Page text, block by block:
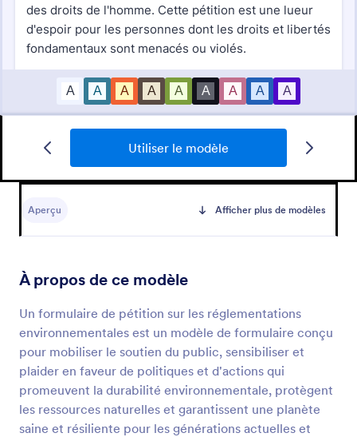
Utiliser le modèle
Aperçu Afficher plus de modèles
À propos de ce modèle
Un formulaire de pétition sur les réglementations
environnementales est un modèle de formulaire conçu
pour mobiliser le soutien du public, sensibiliser et
plaider en faveur de politiques et d'actions qui
promeuvent la durabilité environnementale, protègent
les ressources naturelles et garantissent une planète
saine et résiliente pour les générations actuelles et
Formulaire
Utiliser le modèle
Prévisualiser